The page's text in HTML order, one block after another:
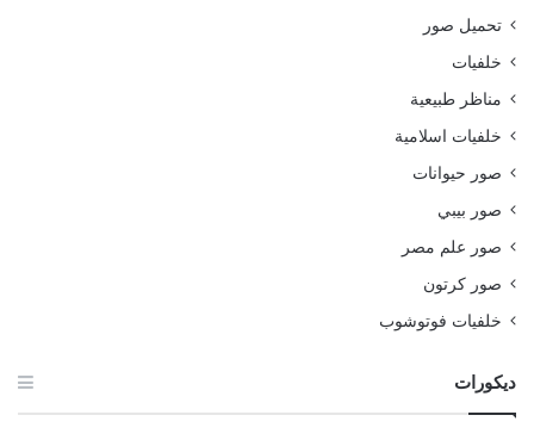
تحميل صور
خلفيات
مناظر طبيعية
خلفيات اسلامية
صور حيوانات
صور بيبي
صور علم مصر
صور كرتون
خلفيات فوتوشوب
ديكورات